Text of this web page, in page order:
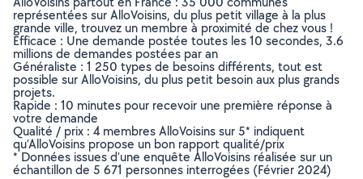
représentées sur AlloVoisins, du plus petit village à la plus
grande ville, trouvez un membre à proximité de chez vous !
Efficace : Une demande postée toutes les 10 secondes, 3.6
millions de demandes postées par an
Généraliste : 1 250 types de besoins différents, tout est
possible sur AlloVoisins, du plus petit besoin aux plus grands
projets.
Rapide : 10 minutes pour recevoir une première réponse à
votre demande
Qualité / prix : 4 membres AlloVoisins sur 5* indiquent
qu’AlloVoisins propose un bon rapport qualité/prix
* Données issues d’une enquête AlloVoisins réalisée sur un
échantillon de 5 671 personnes interrogées (Février 2024)